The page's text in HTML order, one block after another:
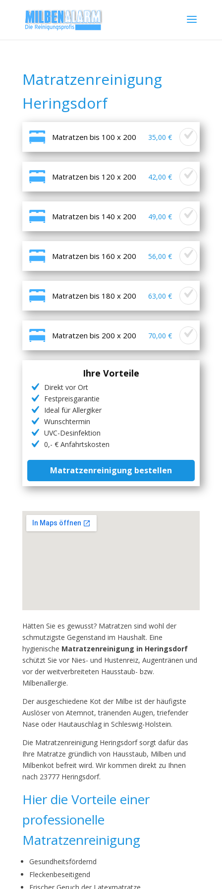
Matratzenreinigung
Heringsdorf
Matratzen bis 100 x 200 35,00 €
Matratzen bis 120 x 200 42,00 €
Matratzen bis 140 x 200 49,00 €
Matratzen bis 160 x 200 56,00 €
Matratzen bis 180 x 200 63,00 €
Matratzen bis 200 x 200 70,00 €
Ihre Vorteile
Direkt vor Ort
Festpreisgarantie
Ideal für Allergiker
Wunschtermin
UVC-Desinfektion
0,- € Anfahrtskosten
Matratzenreinigung bestellen
Hätten Sie es gewusst? Matratzen sind wohl der
schmutzigste Gegenstand im Haushalt. Eine
hygienische Matratzenreinigung in Heringsdorf
schützt Sie vor Nies- und Hustenreiz, Augentränen und
vor der weitverbreiteten Hausstaub- bzw.
Milbenallergie.
Der ausgeschiedene Kot der Milbe ist der häufigste
Auslöser von Atemnot, tränenden Augen, triefender
Nase oder Hautauschlag in Schleswig-Holstein.
Die Matratzenreinigung Heringsdorf sorgt dafür das
Ihre Matratze gründlich von Hausstaub, Milben und
Milbenkot befreit wird. Wir kommen direkt zu Ihnen
nach 23777 Heringsdorf.
Hier die Vorteile einer
professionelle
Matratzenreinigung
Gesundheitsfördernd
Fleckenbeseitigend